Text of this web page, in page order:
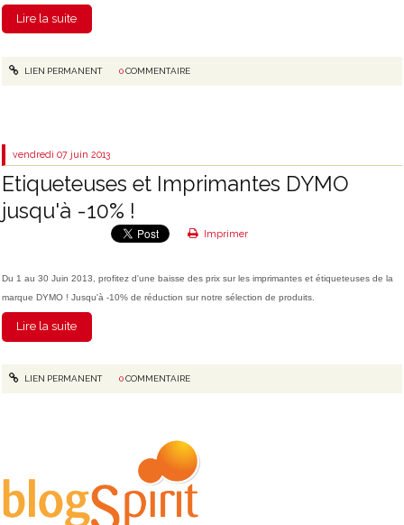
Lire la suite
LIEN PERMANENT 0COMMENTAIRE
vendredi 07 juin 2013
Etiqueteuses et Imprimantes DYMO
jusqu'à -10% !
Imprimer
Du 1 au 30 Juin 2013, profitez d'une baisse des prix sur les imprimantes et étiqueteuses de la
marque DYMO ! Jusqu'à -10% de réduction sur notre sélection de produits.
Lire la suite
LIEN PERMANENT 0COMMENTAIRE